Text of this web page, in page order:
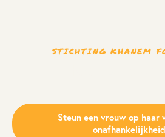
STICHTING KHANEM
Steun een vrouw op haar
onafhankelijkheid